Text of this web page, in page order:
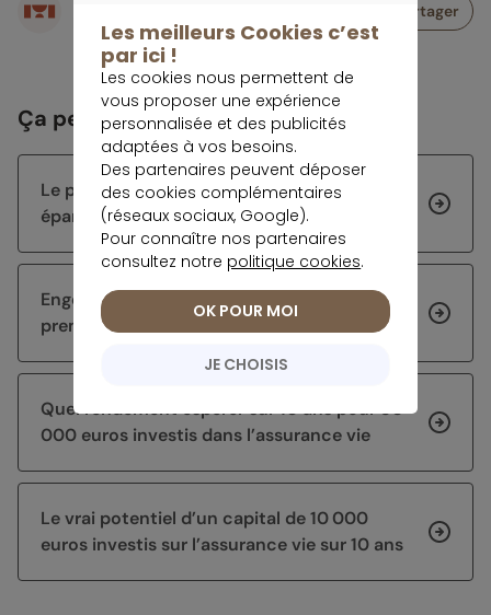
Rédaction meilleurtaux Placement
Partager
Ça peut vous intéresser
Le projet de l’été de Morgane : sécuriser son
épargne avant de chercher du rendement
Engouement inédit pour l’assurance vie au
premier semestre 2026
Quel rendement espérer sur 10 ans pour 30
000 euros investis dans l’assurance vie
Le vrai potentiel d’un capital de 10 000
euros investis sur l’assurance vie sur 10 ans
Les meilleurs Cookies c’est
par ici !
Les cookies nous permettent de
vous proposer une expérience
personnalisée et des publicités
adaptées à vos besoins.
Des partenaires peuvent déposer
des cookies complémentaires
(réseaux sociaux, Google).
Pour connaître nos partenaires
consultez notre politique cookies.
JE CHOISIS
OK POUR MOI